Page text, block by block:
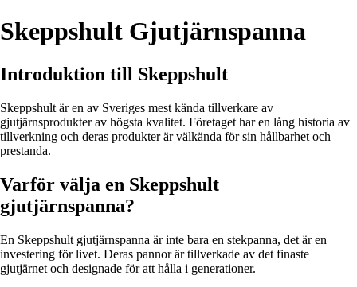
Skeppshult Gjutjärnspanna
Introduktion till Skeppshult
Skeppshult är en av Sveriges mest kända tillverkare av
gjutjärnsprodukter av högsta kvalitet. Företaget har en lång historia av
tillverkning och deras produkter är välkända för sin hållbarhet och
prestanda.
Varför välja en Skeppshult
gjutjärnspanna?
En Skeppshult gjutjärnspanna är inte bara en stekpanna, det är en
investering för livet. Deras pannor är tillverkade av det finaste
gjutjärnet och designade för att hålla i generationer.